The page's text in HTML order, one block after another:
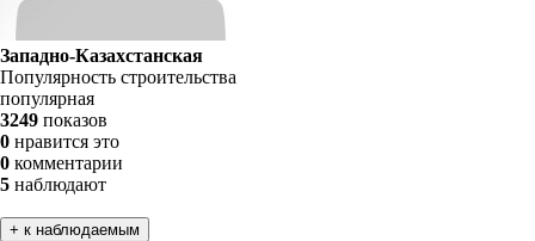
Западно-Казахстанская
Популярность строительства
популярная
3249 показов
0 нравится это
0 комментарии
5 наблюдают
+ к наблюдаемым